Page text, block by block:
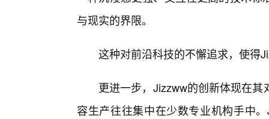
与现实的界限。
这种对前沿科技的不懈追求，使得
更进一步，Jizzww的创新体现在
容生产往往集中在少数专业机构手中